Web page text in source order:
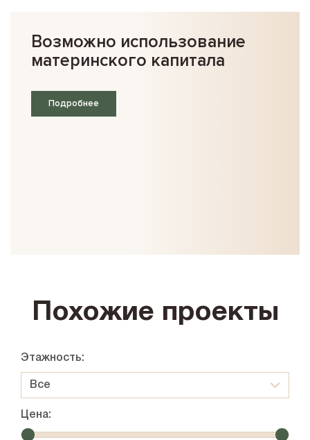
Возможно использование
материнского капитала
Подробнее
Похожие проекты
Этажность:
Все
Цена: